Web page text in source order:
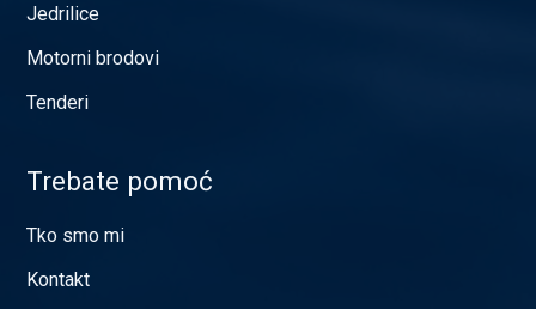
Jedrilice
Motorni brodovi
Tenderi
Trebate pomoć
Tko smo mi
Kontakt